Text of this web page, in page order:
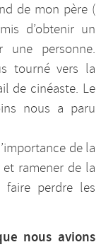
de mon père (
d’obtenir un
une personne.
tourné vers la
de cinéaste. Le
nous a paru
de la
ramener de la
perdre les
nous avions